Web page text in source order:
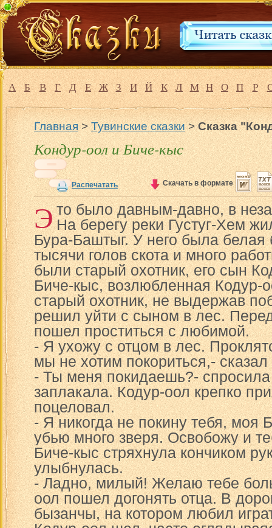
А Б В Г Д Е Ж З И Й К Л М Н О П Р
Главная>Тувинские сказки>Сказка
Кондур-оол и Биче-кыс
Распечатать Скачать в формате
Это было давным-давно, в
На берегу реки Густуг-Хем
Бура-Баштыг. У него была белая
тысячи голов скота и много
были старый охотник, его сын
Биче-кыс, возлюбленная
старый охотник, не выдержав
решил уйти с сыном в лес.
пошел проститься с любимой.
- Я ухожу с отцом в лес.
мы не хотим покориться,-
- Ты меня покидаешь?-
заплакала. Кодур-оол крепко
поцеловал.
- Я никогда не покину тебя, моя
убью много зверя. Освобожу и
Биче-кыс стряхнула кончиком
улыбнулась.
- Ладно, милый! Желаю тебе
оол пошел догонять отца. В
бызанчы, на котором любил